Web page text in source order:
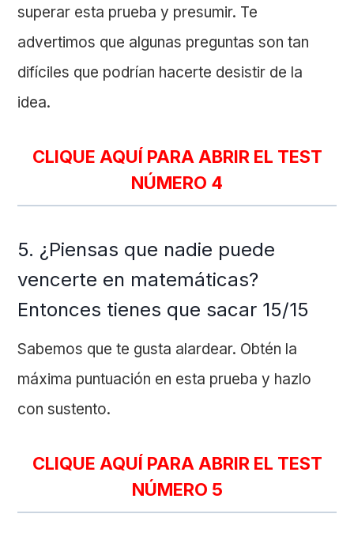
superar esta prueba y presumir. Te
advertimos que algunas preguntas son tan
difíciles que podrían hacerte desistir de la
idea.
CLIQUE AQUÍ PARA ABRIR EL TEST
NÚMERO 4
5. ¿Piensas que nadie puede
vencerte en matemáticas?
Entonces tienes que sacar 15/15
Sabemos que te gusta alardear. Obtén la
máxima puntuación en esta prueba y hazlo
con sustento.
CLIQUE AQUÍ PARA ABRIR EL TEST
NÚMERO 5